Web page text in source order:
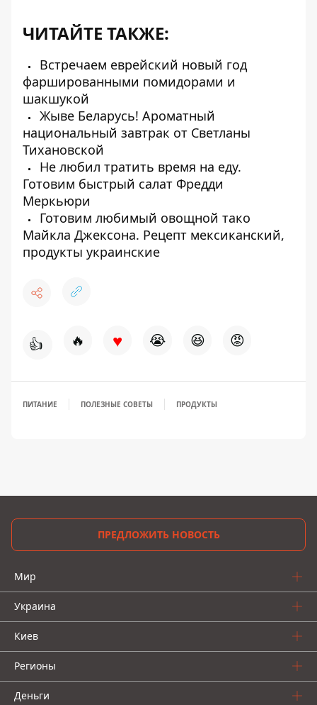
ЧИТАЙТЕ ТАКЖЕ:
Встречаем еврейский новый год
фаршированными помидорами и
шакшукой
Жыве Беларусь! Ароматный
национальный завтрак от Светланы
Тихановской
Не любил тратить время на еду.
Готовим быстрый салат Фредди
Меркьюри
Готовим любимый овощной тако
Майкла Джексона. Рецепт мексиканский,
продукты украинские
👍 🔥 ♥ 😭 😆 😡
ПИТАНИЕ ПОЛЕЗНЫЕ СОВЕТЫ ПРОДУКТЫ
ПРЕДЛОЖИТЬ НОВОСТЬ
Мир
Украина
Киев
Регионы
Деньги